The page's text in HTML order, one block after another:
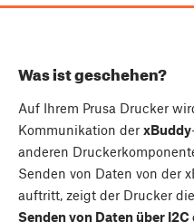
Was ist geschehen?
Auf Ihrem Prusa Drucker
Kommunikation der xBuddy
anderen
Senden von Daten von der
auftritt, zeigt der Drucker
Senden von Daten über